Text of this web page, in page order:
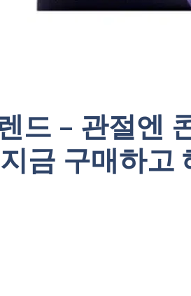
드 – 관절엔
금 구매하고